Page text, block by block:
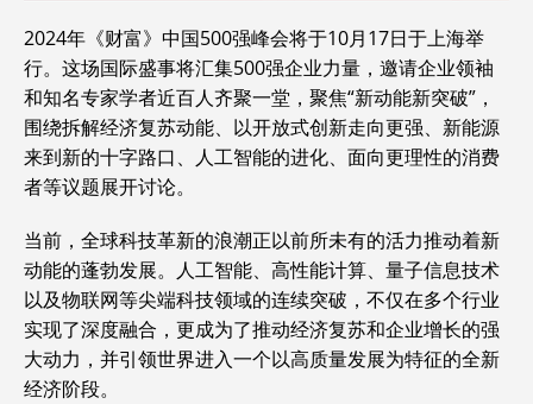
2024年《财富》中国500强峰会将于10月17日于上海举
行。这场国际盛事将汇集500强企业力量，邀请企业领袖
和知名专家学者近百人齐聚一堂，聚焦“新动能新突破”，
围绕拆解经济复苏动能、以开放式创新走向更强、新能源
来到新的十字路口、人工智能的进化、面向更理性的消费
者等议题展开讨论。
当前，全球科技革新的浪潮正以前所未有的活力推动着新
动能的蓬勃发展。人工智能、高性能计算、量子信息技术
以及物联网等尖端科技领域的连续突破，不仅在多个行业
实现了深度融合，更成为了推动经济复苏和企业增长的强
大动力，并引领世界进入一个以高质量发展为特征的全新
经济阶段。